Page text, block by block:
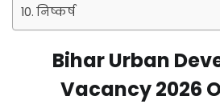
निष्कर्ष
Bihar Urban
Vacancy 2026